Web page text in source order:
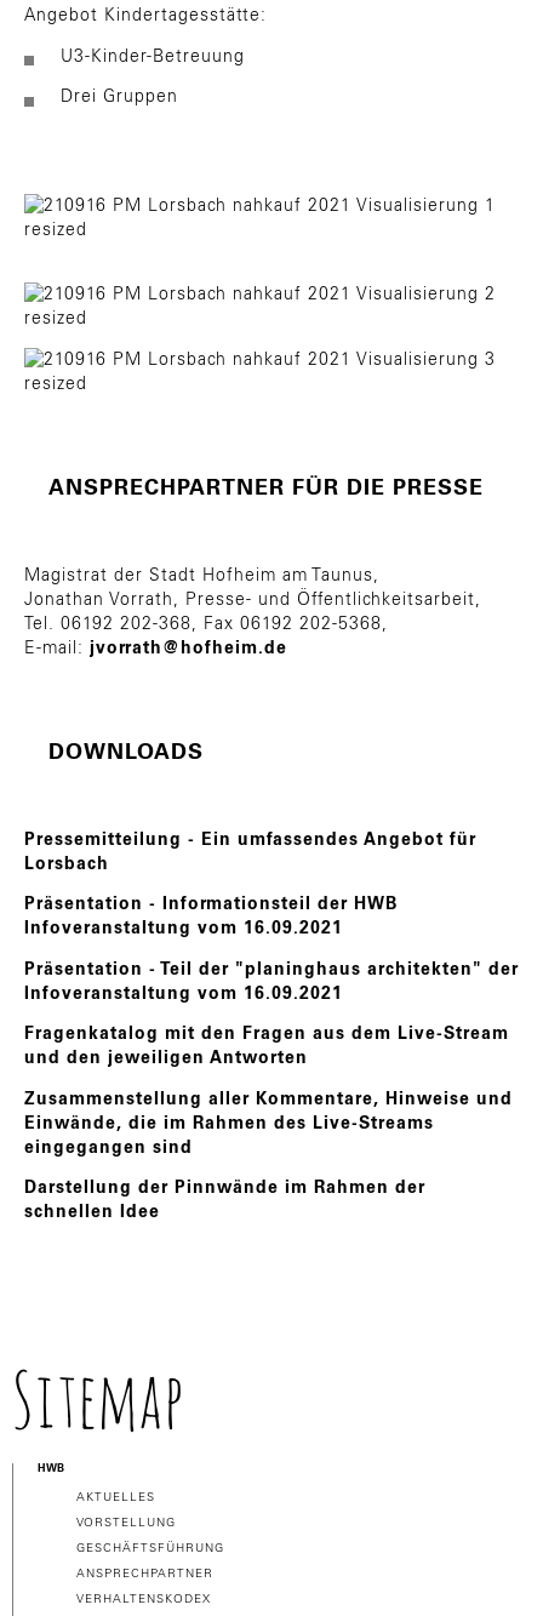
Angebot Kindertagesstätte:
U3-Kinder-Betreuung
Drei Gruppen
ANSPRECHPARTNER FÜR DIE PRESSE
Magistrat der Stadt Hofheim am Taunus,
Jonathan Vorrath, Presse- und Öffentlichkeitsarbeit,
Tel. 06192 202-368, Fax 06192 202-5368,
E-mail: jvorrath@hofheim.de
DOWNLOADS
Pressemitteilung - Ein umfassendes Angebot für
Lorsbach
Präsentation - Informationsteil der HWB
Infoveranstaltung vom 16.09.2021
Präsentation - Teil der "planinghaus architekten" der
Infoveranstaltung vom 16.09.2021
Fragenkatalog mit den Fragen aus dem Live-Stream
und den jeweiligen Antworten
Zusammenstellung aller Kommentare, Hinweise und
Einwände, die im Rahmen des Live-Streams
eingegangen sind
Darstellung der Pinnwände im Rahmen der
schnellen Idee
Sitemap
HWB
AKTUELLES
VORSTELLUNG
GESCHÄFTSFÜHRUNG
ANSPRECHPARTNER
VERHALTENSKODEX